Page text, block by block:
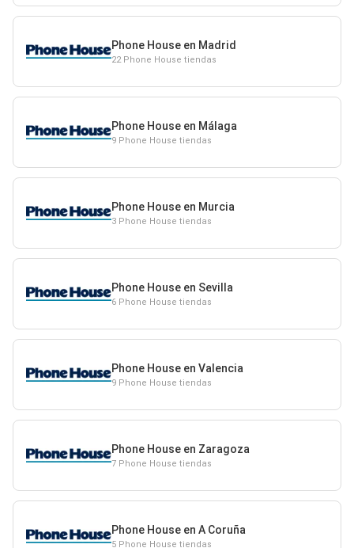
Phone House en Madrid
22 Phone House tiendas
Phone House en Málaga
9 Phone House tiendas
Phone House en Murcia
3 Phone House tiendas
Phone House en Sevilla
6 Phone House tiendas
Phone House en Valencia
9 Phone House tiendas
Phone House en Zaragoza
7 Phone House tiendas
Phone House en A Coruña
5 Phone House tiendas